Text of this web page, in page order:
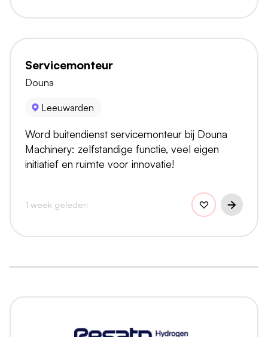
Servicemonteur
Douna
Leeuwarden
Word buitendienst servicemonteur bij Douna
Machinery: zelfstandige functie, veel eigen
initiatief en ruimte voor innovatie!
1 week geleden